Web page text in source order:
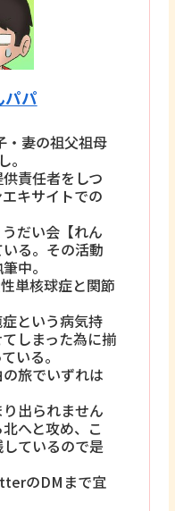
パパ
・妻の祖父祖母
責任者をしつ
キサイトでの
だい会【れん
る。その活動
中。
単核球症と関節
という病気持
しまった為に揃
いる。
旅でいずれは
出られません
へと攻め、こ
ているので是
のDMまで宜